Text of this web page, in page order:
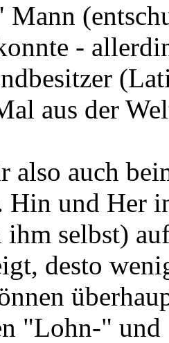
-
aus der
also auch
Hin und Her
selbst)
desto
"Lohn-"